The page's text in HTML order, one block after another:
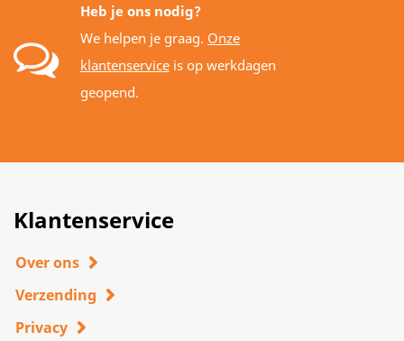
Heb je ons nodig?
We helpen je graag. Onze
klantenservice is op werkdagen
geopend.
Klantenservice
Over ons
Verzending
Privacy